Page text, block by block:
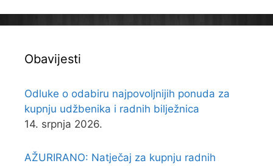
Obavijesti
Odluke o odabiru najpovoljnijih ponuda za
kupnju udžbenika i radnih bilježnica
14. srpnja 2026.
AŽURIRANO: Natječaj za kupnju radnih